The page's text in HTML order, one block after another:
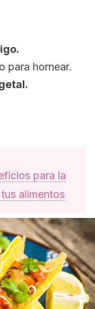
para hornear.
para la
alimentos